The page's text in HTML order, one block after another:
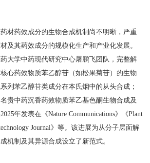
材药效成分的生物合成机制尚不明晰，严重
及其药效成分的规模化生产和产业化发展。
大学中药现代研究中心屠鹏飞团队，完整解
心药效物质苯乙醇苷（如松果菊苷）的生物
列苯乙醇苷类成分在本氏烟中的从头合成；
贵中药沉香药效物质苯乙基色酮生物合成及
年发表在《Nature Communications》《Plant
Journal》等。该进展为从分子层面解
机制及其异源合成设立了新范式。